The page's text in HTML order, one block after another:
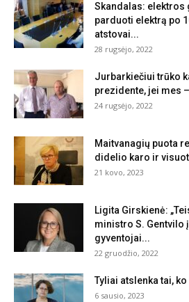
Skandalas: elektros
parduoti elektrą po
atstovai...
28 rugsėjo, 2022
Jurbarkiečiui trūko
prezidente, jei mes
24 rugsėjo, 2022
Maitvanagių puota
didelio karo ir
21 kovo, 2023
Ligita Girskienė:
ministro S. Gentvilo
gyventojai...
22 gruodžio, 2022
Tyliai atslenka tai,
6 sausio, 2023